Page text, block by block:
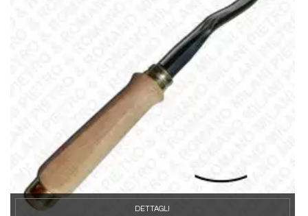
DETTAGLI